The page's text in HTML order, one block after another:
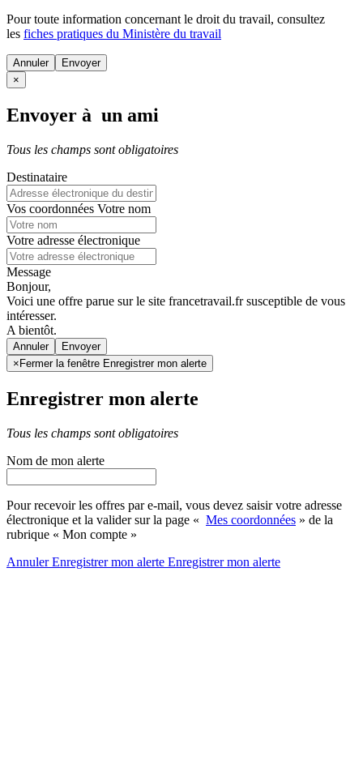
Pour toute information concernant le droit du travail, consultez
les fiches pratiques du Ministère du travail
Annuler
×
Envoyer à un ami
Tous les champs sont obligatoires
Destinataire
Vos coordonnées Votre nom
Votre adresse électronique
Message
Bonjour,
Voici une offre parue sur le site francetravail.fr susceptible de vous
intéresser.
A bientôt.
Annuler
× Fermer la fenêtre Enregistrer mon alerte
Enregistrer mon alerte
Tous les champs sont obligatoires
Nom de mon alerte
Pour recevoir les offres par e-mail, vous devez saisir votre adresse
électronique et la valider sur la page « Mes coordonnées » de la
rubrique « Mon compte »
AnnulerEnregistrer mon alerte Enregistrermon alerte